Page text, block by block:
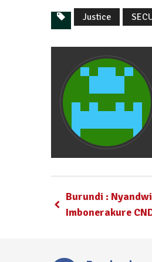
Justice
Burundi :
Imbonerakure